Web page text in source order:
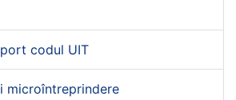
codul UIT
microîntreprindere